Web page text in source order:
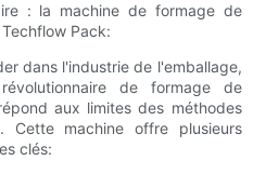
: la machine de formage de
Pack:
dans l'industrie de l'emballage,
de formage de
aux limites des méthodes
Cette machine offre plusieurs
clés: